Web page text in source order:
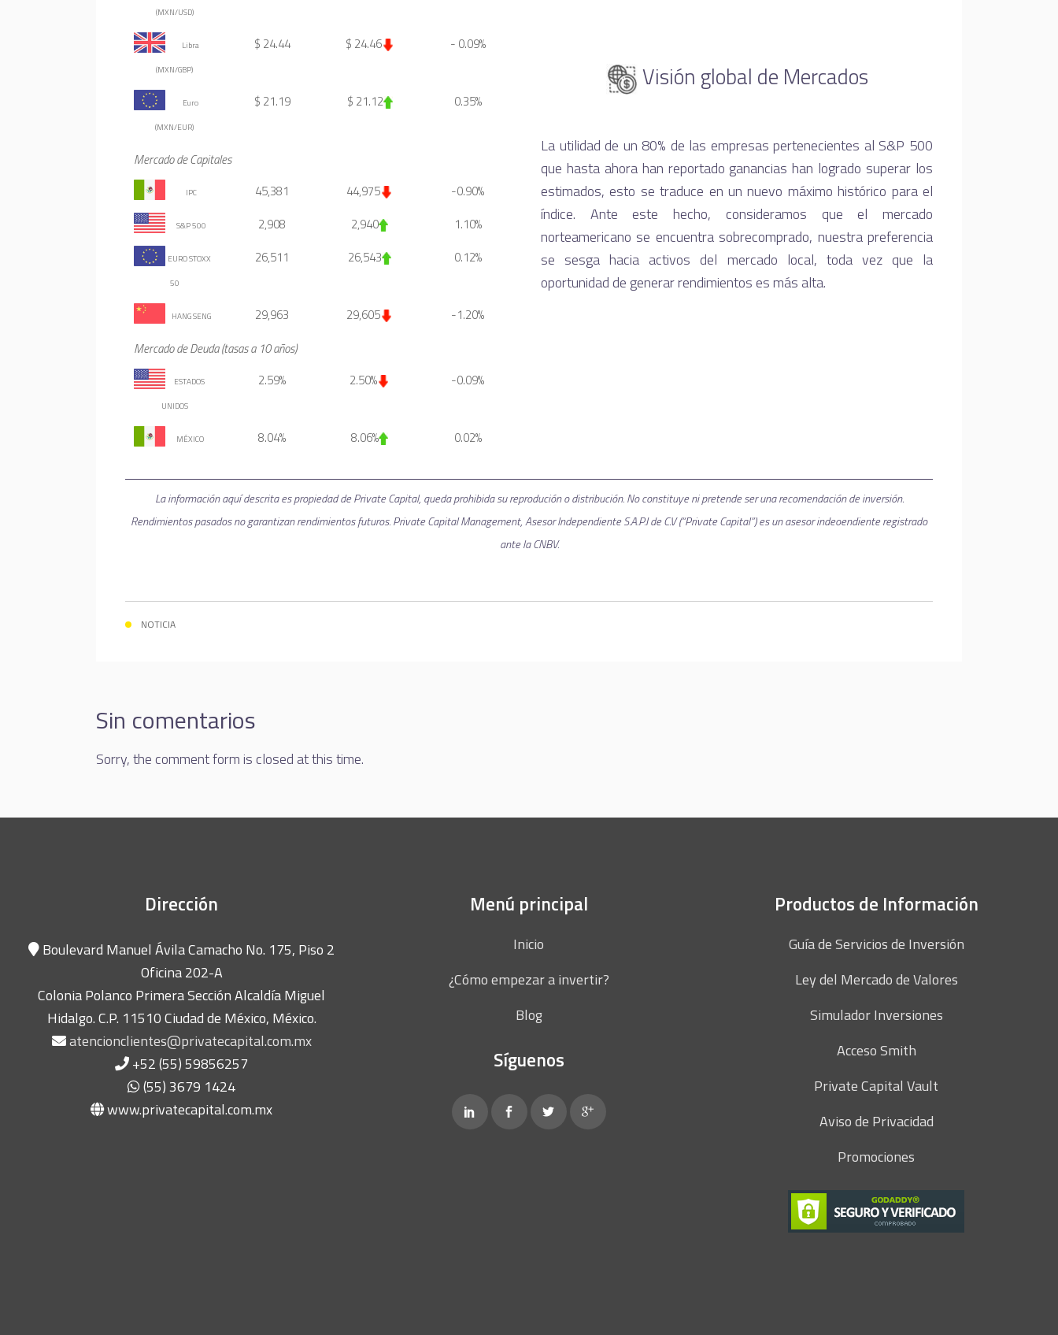
(MXN/USD)
Libra
(MXN/GBP)
$ 24.44 $ 24.46 - 0.09%
Euro
(MXN/EUR)
$ 21.19 $ 21.12 0.35%
Mercado de Capitales
IPC 45,381 44,975 -0.90%
S&P 500 2,908 2,940 1.10%
EURO STOXX
50
26,511 26,543 0.12%
HANG SENG 29,963 29,605
-1.20%
Mercado de Deuda (tasas a 10 años)
ESTADOS
UNIDOS
2.59% 2.50% -0.09%
MÉXICO 8.04% 8.06% 0.02%
Visión global de Mercados
La utilidad de un 80% de las empresas pertenecientes al S&P 500
que hasta ahora han reportado ganancias han logrado superar los
estimados, esto se traduce en un nuevo máximo histórico para el
índice. Ante este hecho, consideramos que el mercado
norteamericano se encuentra sobrecomprado, nuestra preferencia
se sesga hacia activos del mercado local, toda vez que la
oportunidad de generar rendimientos es más alta.
La información aquí descrita es propiedad de Private Capital, queda prohibida su reprodución o distribución. No constituye ni pretende ser una recomendación de inversión.
Rendimientos pasados no garantizan rendimientos futuros. Private Capital Management, Asesor Independiente S.A.P.I de C.V (“Private Capital”) es un asesor indeoendiente registrado
ante la CNBV.
NOTICIA
Sin comentarios
Sorry, the comment form is closed at this time.
Dirección
Boulevard Manuel Ávila Camacho No. 175, Piso 2
Oficina 202-A
Colonia Polanco Primera Sección Alcaldía Miguel
Hidalgo. C.P. 11510 Ciudad de México, México.
atencionclientes@privatecapital.com.mx
+52 (55) 59856257
(55) 3679 1424
www.privatecapital.com.mx
Menú principal
Inicio
¿Cómo empezar a invertir?
Blog
Síguenos
Productos de Información
Guía de Servicios de Inversión
Ley del Mercado de Valores
Simulador Inversiones
Acceso Smith
Private Capital Vault
Aviso de Privacidad
Promociones